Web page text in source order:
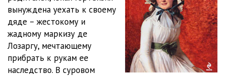
01_03_01_Obitateli_Lozarga 23:38
01_03_02_Obitateli_Lozarga 20:29
01_03_03_Obitateli_Lozarga 23:10
01_03_04_Obitateli_Lozarga 20:10
вынуждена уехать к своему
дяде – жестокому и
жадному маркизу де
Лозаргу, мечтающему
прибрать к рукам ее
наследство. В суровом